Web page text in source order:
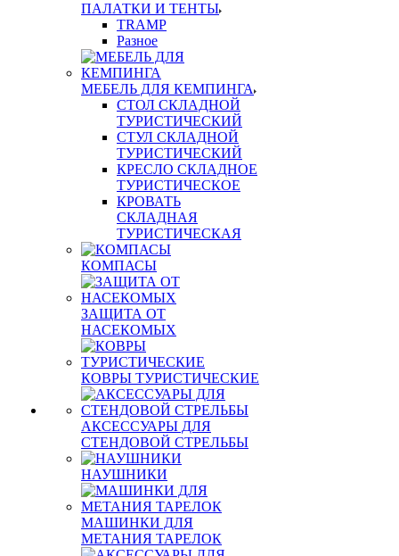
ПАЛАТКИ И ТЕНТЫ
TRAMP
Разное
МЕБЕЛЬ ДЛЯ КЕМПИНГА
СТОЛ СКЛАДНОЙ
ТУРИСТИЧЕСКИЙ
СТУЛ СКЛАДНОЙ
ТУРИСТИЧЕСКИЙ
КРЕСЛО СКЛАДНОЕ
ТУРИСТИЧЕСКОЕ
КРОВАТЬ
СКЛАДНАЯ
ТУРИСТИЧЕСКАЯ
КОМПАСЫ
ЗАЩИТА ОТ
НАСЕКОМЫХ
КОВРЫ ТУРИСТИЧЕСКИЕ
АКСЕССУАРЫ ДЛЯ
СТЕНДОВОЙ СТРЕЛЬБЫ
НАУШНИКИ
МАШИНКИ ДЛЯ
МЕТАНИЯ ТАРЕЛОК